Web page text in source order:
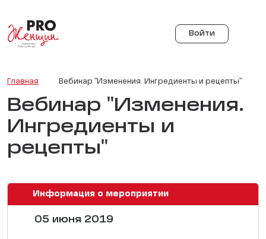
Войти
Главная Вебинар "Изменения. Ингредиенты и рецепты"
Вебинар "Изменения.
Ингредиенты и
рецепты"
Информация о мероприятии
05 июня 2019